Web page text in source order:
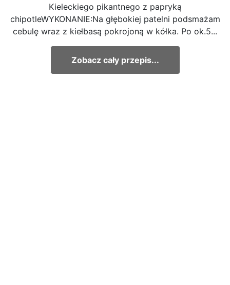
Kieleckiego pikantnego z papryką
chipotleWYKONANIE:Na głębokiej patelni podsmażam
cebulę wraz z kiełbasą pokrojoną w kółka. Po ok.5...
Zobacz cały przepis...